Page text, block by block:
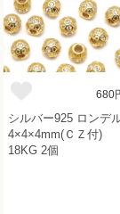
680
シルバー925 ロンデ
4×4×4mm(ＣＺ付)
18KG 2個